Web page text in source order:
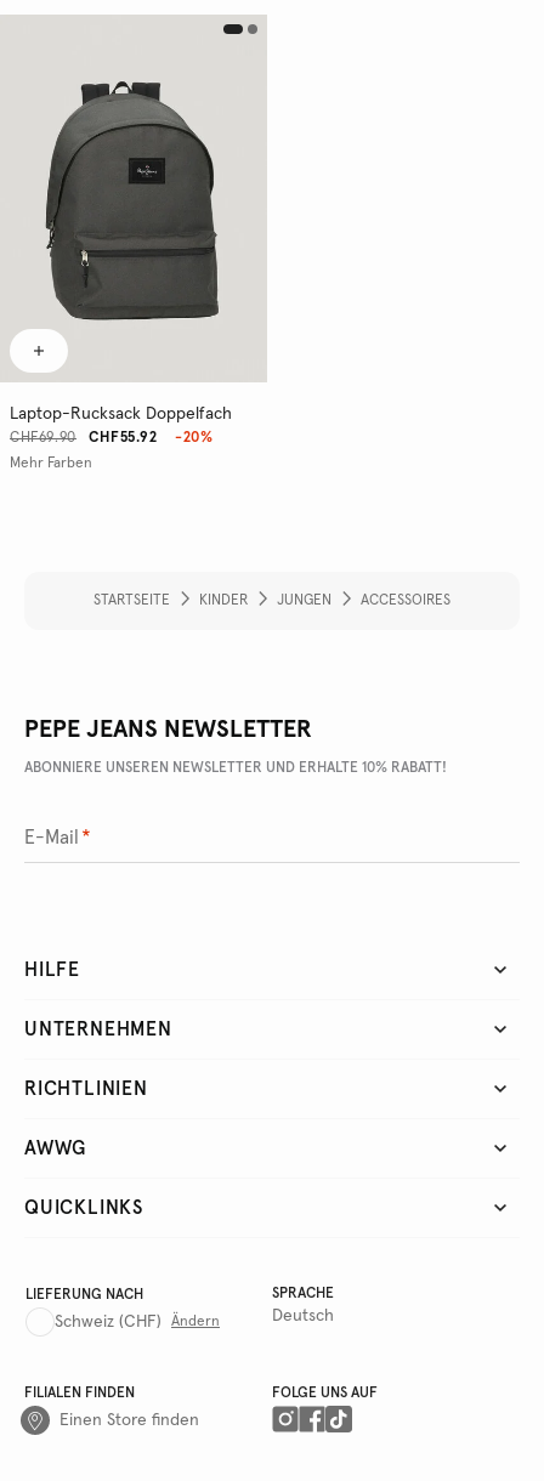
Laptop-Rucksack Doppelfach
CHF55.92
CHF69.90
-20%
Mehr Farben
STARTSEITE KINDER JUNGEN ACCESSOIRES
PEPE JEANS NEWSLETTER
ABONNIERE UNSEREN NEWSLETTER UND ERHALTE 10% RABATT!
E-Mail *
HILFE
UNTERNEHMEN
RICHTLINIEN
AWWG
QUICKLINKS
LIEFERUNG NACH
Schweiz (CHF) Ändern
SPRACHE
Deutsch
FILIALEN FINDEN
Einen Store finden
FOLGE UNS AUF